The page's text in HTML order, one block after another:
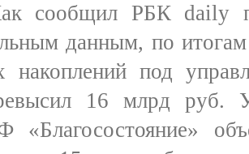
сообщил РБК daily
данным, по
накоплений под
16 млрд руб.